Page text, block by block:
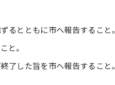
るとともに市へ報告すること。
と。
了した旨を市へ報告すること。